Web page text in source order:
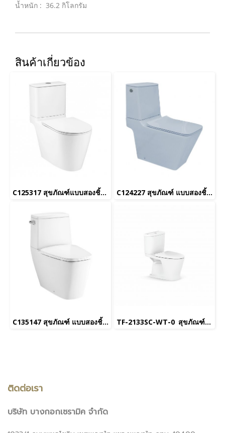
น้ำหนัก : 36.2 กิโลกรัม
สินค้าเกี่ยวข้อง
C125317 สุขภัณฑ์แบบสองชิ้น 3/4.5L รุ่น ชิมพลิ คอนเนค Hyg. C124227 สุขภัณฑ์ แบบสองชิ้น 6 ลิตร รุ่น SIMPLY MODISH TOUCHLESS
C135147 สุขภัณฑ์ แบบสองชิ้น 4.5 ลิตร รุ่น HERCULES CURVE 45 TF-2133SC-WT-0 สุขภัณฑ์ แบบสองชิ้น 3/4.5 ลิตร รุ่น Loven
ติดต่อเรา
บริษัท บางกอกเซรามิค จำกัด